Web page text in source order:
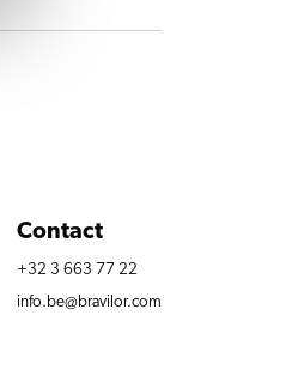
Contact
+32 3 663 77 22
info.be@bravilor.com